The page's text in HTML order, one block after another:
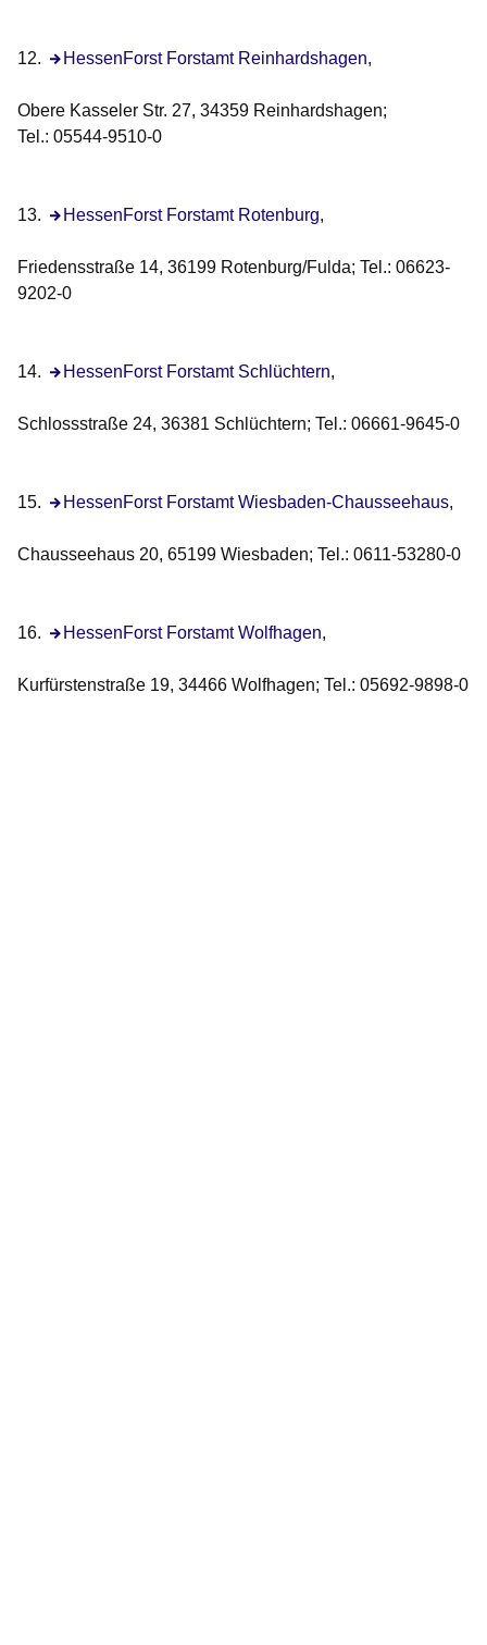
12. HessenForst Forstamt Reinhardshagen
Öffnet sich in einem neuen Fenster ,
Obere Kasseler Str. 27, 34359 Reinhardshagen;
Tel.: 05544-9510-0
13. HessenForst Forstamt Rotenburg
Öffnet sich in einem neuen Fenster ,
Friedensstraße 14, 36199 Rotenburg/Fulda; Tel.: 06623-
9202-0
14. HessenForst Forstamt Schlüchtern
Öffnet sich in einem neuen Fenster ,
Schlossstraße 24, 36381 Schlüchtern; Tel.: 06661-9645-0
15. HessenForst Forstamt Wiesbaden-Chausseehaus
Öffnet sich in einem neuen Fenster ,
Chausseehaus 20, 65199 Wiesbaden; Tel.: 0611-53280-0
16. HessenForst Forstamt Wolfhagen
Öffnet sich in einem neuen Fenster ,
Kurfürstenstraße 19, 34466 Wolfhagen; Tel.: 05692-9898-0